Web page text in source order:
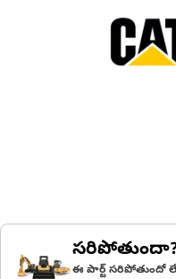
ఈ పార్ట్ సరిపోతుందో